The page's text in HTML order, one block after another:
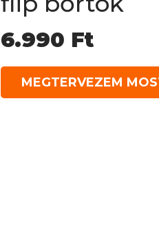
6.990 Ft
MEGTERVEZEM